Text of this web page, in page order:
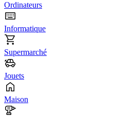
Ordinateurs
Informatique
Supermarché
Jouets
Maison